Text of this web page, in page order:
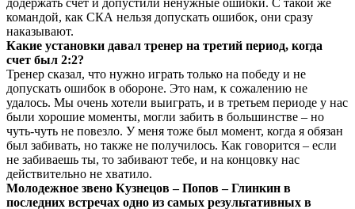
командой, как СКА нельзя допускать ошибок, они сразу
наказывают.
Какие установки давал тренер на третий период, когда
счет был 2:2?
Тренер сказал, что нужно играть только на победу и не
допускать ошибок в обороне. Это нам, к сожалению не
удалось. Мы очень хотели выиграть, и в третьем периоде у нас
были хорошие моменты, могли забить в большинстве – но
чуть-чуть не повезло. У меня тоже был момент, когда я обязан
был забивать, но также не получилось. Как говорится – если
не забиваешь ты, то забивают тебе, и на концовку нас
действительно не хватило.
Молодежное звено Кузнецов – Попов – Глинкин в
последних встречах одно из самых результативных в